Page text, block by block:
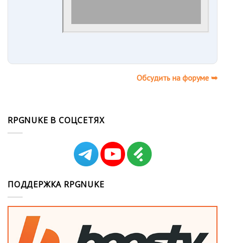
Обсудить на форуме ➥
RPGNUKE В СОЦСЕТЯХ
ПОДДЕРЖКА RPGNUKE